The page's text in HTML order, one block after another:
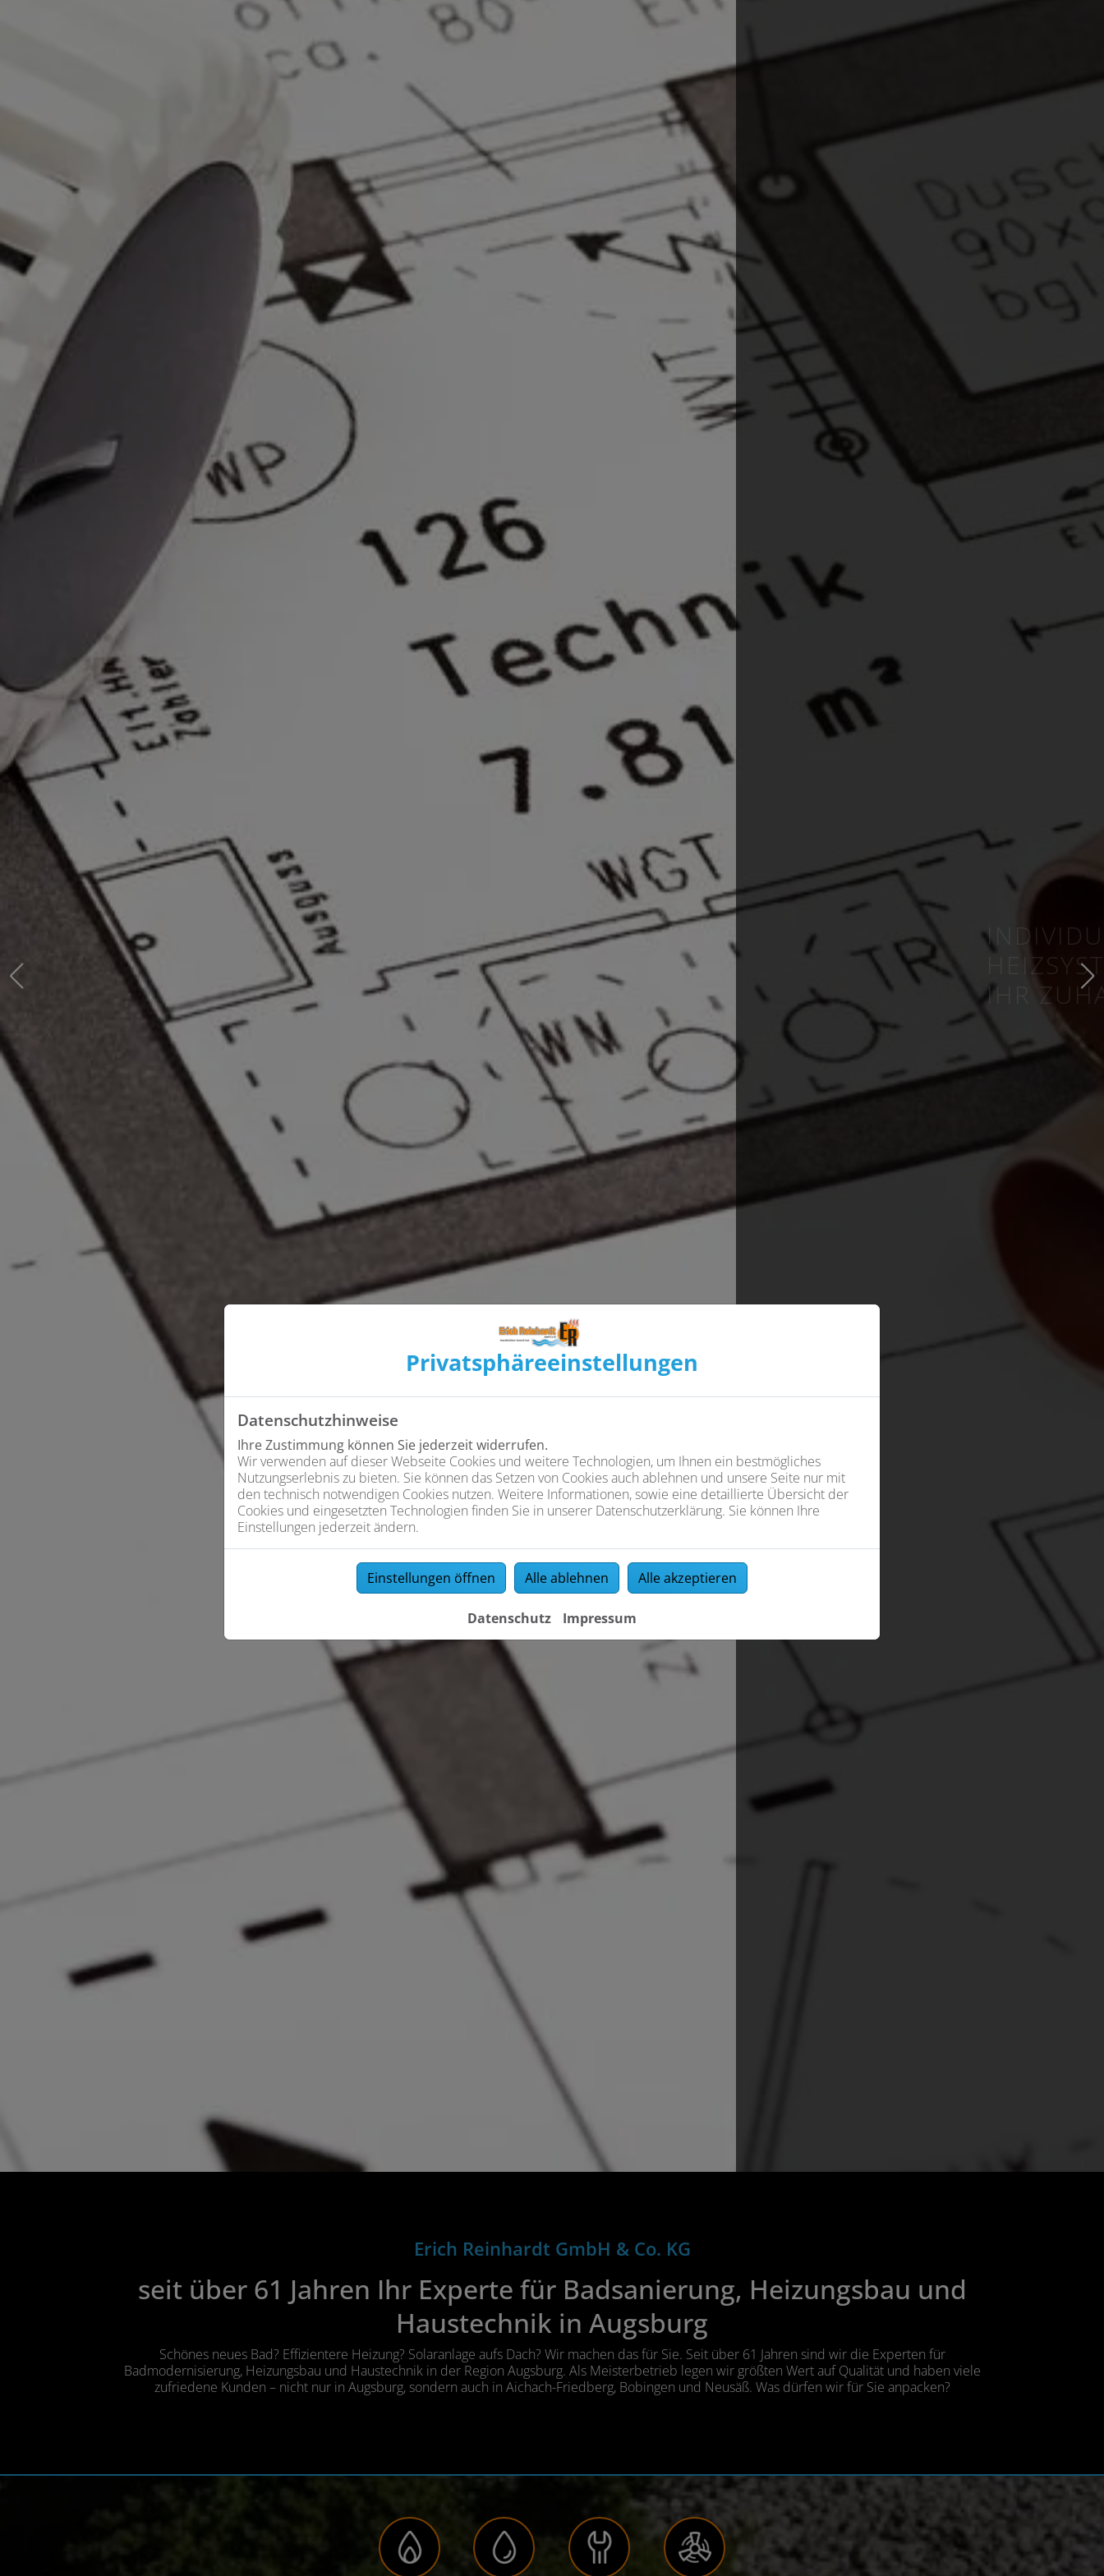
INDIVIDUELLE
HEIZSYSTEME FÜR
IHR ZUHAUSE
Erich Reinhardt GmbH & Co. KG
seit über 61 Jahren Ihr Experte für Badsanierung, Heizungsbau und
Haustechnik in Augsburg
Schönes neues Bad? Effizientere Heizung? Solaranlage aufs Dach? Wir machen das für Sie. Seit über 61 Jahren sind wir die Experten für
Badmodernisierung, Heizungsbau und Haustechnik in der Region Augsburg. Als Meisterbetrieb legen wir größten Wert auf Qualität und haben viele
zufriedene Kunden – nicht nur in Augsburg, sondern auch in Aichach-Friedberg, Bobingen und Neusäß. Was dürfen wir für Sie anpacken?
Privatsphäre­einstellungen
Datenschutzhinweise
Ihre Zustimmung können Sie jederzeit widerrufen.
Wir verwenden auf dieser Webseite Cookies und weitere Technologien, um Ihnen ein bestmögliches
Nutzungserlebnis zu bieten. Sie können das Setzen von Cookies auch ablehnen und unsere Seite nur mit
den technisch notwendigen Cookies nutzen. Weitere Informationen, sowie eine detaillierte Übersicht der
Cookies und eingesetzten Technologien finden Sie in unserer Datenschutzerklärung. Sie können Ihre
Einstellungen jederzeit ändern.
Einstellungen öffnen Alle ablehnen Alle akzeptieren
Datenschutz Impressum